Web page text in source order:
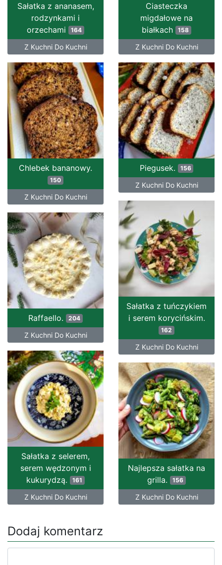
Sałatka z ananasem,
rodzynkami i
orzechami 164
Z Kuchni Do Kuchni
Ciasteczka
migdałowe na
białkach 158
Z Kuchni Do Kuchni
Chlebek bananowy.
150
Z Kuchni Do Kuchni
Piegusek. 156
Z Kuchni Do Kuchni
Sałatka z tuńczykiem
i serem korycińskim.
162
Z Kuchni Do Kuchni
Raffaello. 204
Z Kuchni Do Kuchni
Sałatka z selerem,
serem wędzonym i
kukurydzą. 161
Z Kuchni Do Kuchni
Najlepsza sałatka na
grilla. 156
Z Kuchni Do Kuchni
Dodaj komentarz